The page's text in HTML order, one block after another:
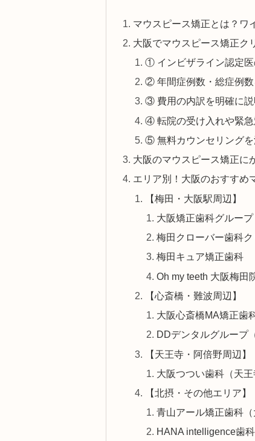
マウスピース矯正とは？ワ
大阪でマウスピース矯正ク
① インビザライン認定
② 年間症例数・総症例数
③ 費用の内訳を明確に
④ 転院の受け入れや緊
⑤ 無料カウンセリングを
大阪のマウスピース矯正に
エリア別！大阪のおすすめ
【梅田・大阪駅周辺】
大阪矯正歯科グループ
梅田クローバー歯科ク
梅田キュア矯正歯科
Oh my teeth 大阪梅田
【心斎橋・難波周辺】
大阪心斎橋MA矯正歯
DDデンタルグループ
【天王寺・阿倍野周辺】
大阪つつい歯科（天王
【北摂・その他エリア】
青山アール矯正歯科（
HANA intelligence歯